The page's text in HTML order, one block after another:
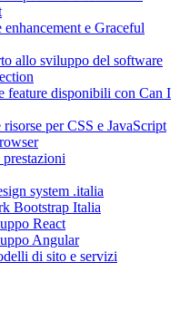
e Graceful
allo sviluppo del software
feature disponibili con Can I
per CSS e JavaScript
system .italia
Bootstrap Italia
React
Angular
di sito e servizi